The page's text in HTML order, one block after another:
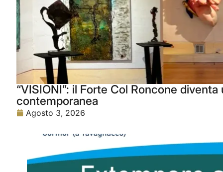
“VISIONI”: il Forte Col Roncone
contemporanea
Agosto 3, 2026